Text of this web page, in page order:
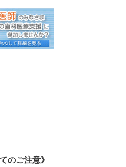
のご注意》